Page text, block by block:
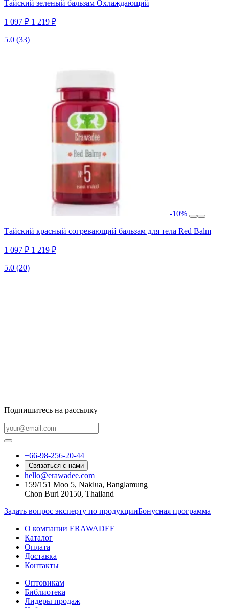
Тайский зеленый бальзам Охлаждающий
1 097 ₽ 1 219 ₽
5.0 (33)
-10%
Тайский красный согревающий бальзам для тела Red Balm
1 097 ₽ 1 219 ₽
5.0 (20)
Подпишитесь на рассылку
+66-98-256-20-44
Связаться с нами
hello@erawadee.com
159/151 Moo 5, Naklua, Banglamung
Chon Buri 20150, Thailand
Задать вопрос эксперту по продукцииБонусная программа
О компании ERAWADEE
Каталог
Оплата
Доставка
Контакты
Оптовикам
Библиотека
Лидеры продаж